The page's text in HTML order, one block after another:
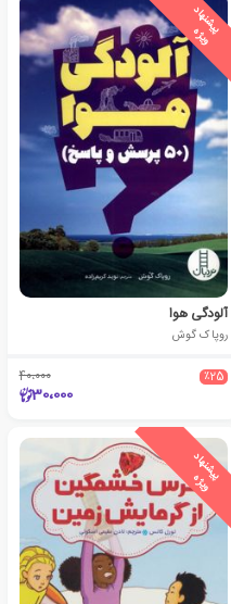
پ
ی
ش
ن
ه
ا
د
و
ی
ژ
ه
آلودگی هوا
روپاک گوش
٪25 40،000
30،000
پ
ی
ش
ن
ه
ا
د
و
ی
ژ
ه